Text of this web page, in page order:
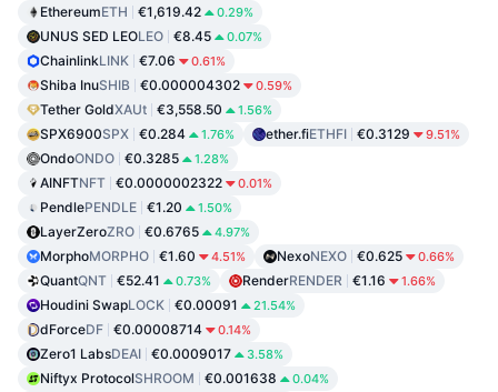
EthereumETH €1,619.42 0.29%
UNUS SED LEOLEO €8.45 0.07%
ChainlinkLINK €7.06 0.61%
Shiba InuSHIB €0.000004302 0.59%
Tether GoldXAUt €3,558.50 1.56%
SPX6900SPX €0.284 1.76% ether.fiETHFI €0.3129 9.51%
OndoONDO €0.3285 1.28%
AINFTNFT €0.0000002322 0.01%
PendlePENDLE €1.20 1.50%
LayerZeroZRO €0.6765 4.97%
MorphoMORPHO €1.60 4.51% NexoNEXO €0.625 0.66%
QuantQNT €52.41 0.73% RenderRENDER €1.16 1.66%
Houdini SwapLOCK €0.00091 21.54%
dForceDF €0.00008714 0.14%
Zero1 LabsDEAI €0.0009017 3.58%
Niftyx ProtocolSHROOM €0.001638 0.04%